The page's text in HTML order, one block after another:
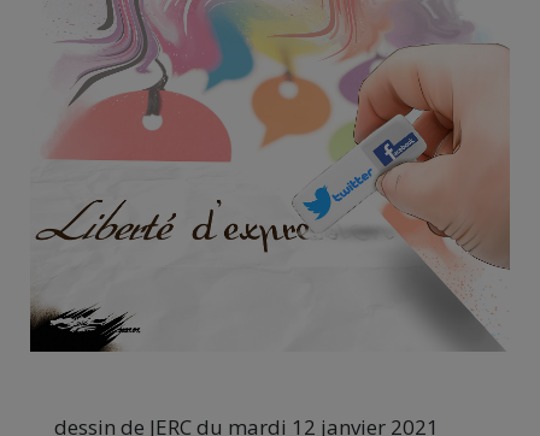
dessin de JERC du mardi 12 janvier 2021